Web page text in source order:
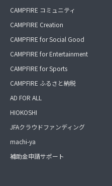
CAMPFIRE コミュニティ
CAMPFIRE Creation
CAMPFIRE for Social Good
CAMPFIRE for Entertainment
CAMPFIRE for Sports
CAMPFIRE ふるさと納税
AD FOR ALL
HIOKOSHI
JFAクラウドファンディング
machi-ya
補助金申請サポート